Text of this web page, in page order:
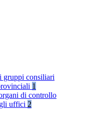
gruppi consiliari
1
di controllo
uffici 2